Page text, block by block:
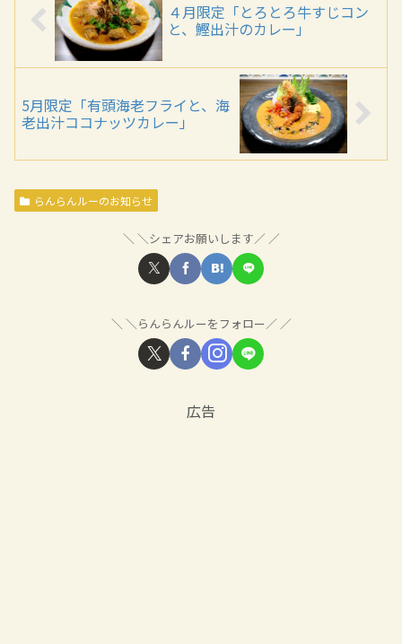
４月限定「とろとろ牛すじコン
と、鰹出汁のカレー」
5月限定「有頭海老フライと、海
老出汁ココナッツカレー」
らんらんルーのお知らせ
＼シェアお願いします／
＼らんらんルーをフォロー／
広告